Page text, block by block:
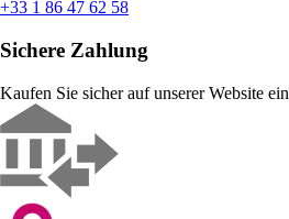
+33 1 86 47 62 58
Sichere Zahlung
Kaufen Sie sicher auf unserer Website ein